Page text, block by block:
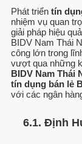
Phát triển tín
nhiệm vụ quan
giải pháp hiệu
BIDV Nam Thái
công lớn trong
vượt qua những
BIDV Nam Thái
tín dụng bán lẻ
với các ngân
6.1. Định